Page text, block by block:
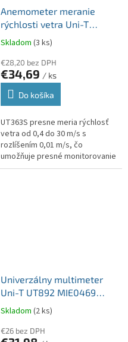
Anemometer meranie
rýchlosti vetra Uni-T
UT363S s funkciou
merania teploty MIE0343
Skladom (3 ks)
€28,20 bez DPH
€34,69 / ks
Do košíka
UT363S presne meria rýchlosť
vetra od 0,4 do 30 m/s s
rozlíšením 0,01 m/s, čo
umožňuje presné monitorovanie
zmien vetra. Merač tiež ponúka
Univerzálny multimeter
Uni-T UT892 MIE0469
automatické prepínanie
rozsahu merania
Skladom (2 ks)
€26 bez DPH